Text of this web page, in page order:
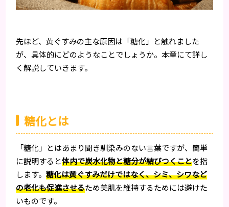
先ほど、黄ぐすみの主な原因は「糖化」と触れました
が、具体的にどのようなことでしょうか。本章にて詳し
く解説していきます。
糖化とは
「糖化」とはあまり聞き馴染みのない言葉ですが、簡単
に説明すると体内で炭水化物と糖分が結びつくことを指
します。糖化は黄ぐすみだけではなく、シミ、シワなど
の老化も促進させるため美肌を維持するためには避けた
いものです。